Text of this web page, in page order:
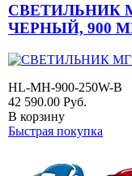
СВЕТИЛЬНИК
ЧЕРНЫЙ, 900
HL-MH-900-250W-B
42 590.00 Руб.
В корзину
Быстрая покупка